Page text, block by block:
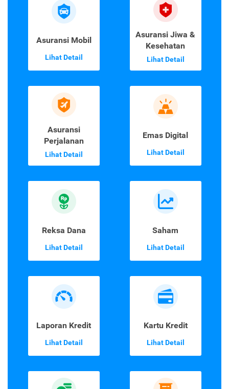
Asuransi Mobil
Lihat Detail
Asuransi Jiwa &
Kesehatan
Lihat Detail
Asuransi
Perjalanan
Lihat Detail
Emas Digital
Lihat Detail
Reksa Dana
Lihat Detail
Saham
Lihat Detail
Laporan Kredit
Lihat Detail
Kartu Kredit
Lihat Detail